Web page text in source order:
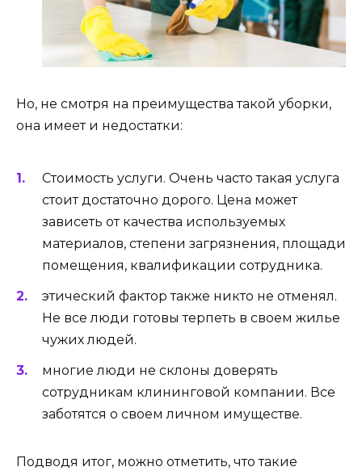
Но, не смотря на преимущества такой уборки,
она имеет и недостатки:
Стоимость услуги. Очень часто такая услуга
стоит достаточно дорого. Цена может
зависеть от качества используемых
материалов, степени загрязнения, площади
помещения, квалификации сотрудника.
этический фактор также никто не отменял.
Не все люди готовы терпеть в своем жилье
чужих людей.
многие люди не склоны доверять
сотрудникам клининговой компании. Все
заботятся о своем личном имуществе.
Подводя итог, можно отметить, что такие